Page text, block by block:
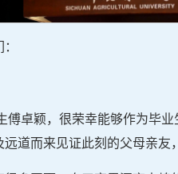
傅卓颖，很荣幸能够作为毕
道而来见证此刻的父母亲友